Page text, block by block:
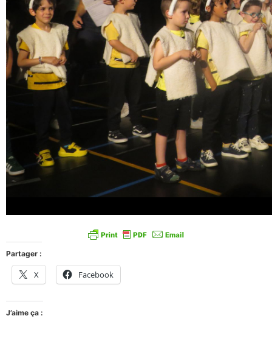
Partager :
X Facebook
J’aime ça :